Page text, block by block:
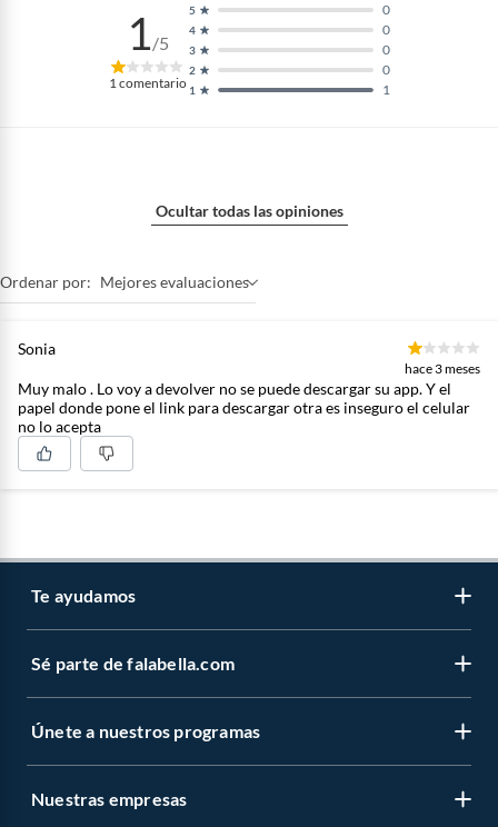
1/5
1comentario 1 1
2 0
3 0
4 0
5 0
Ocultar todas las opiniones
Ordenar por: Mejores evaluaciones
Sonia
hace 3 meses
Muy malo . Lo voy a devolver no se puede descargar su app. Y el
papel donde pone el link para descargar otra es inseguro el celular
no lo acepta
Te ayudamos
Atención por WhatsApp
Cambios y devoluciones
Sé parte de falabella.com
Trabaja con nosotros
Únete a nuestros programas
Novios Falabella
Nuestras empresas